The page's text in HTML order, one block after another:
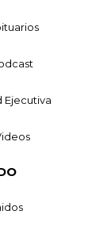
Ejecutiva